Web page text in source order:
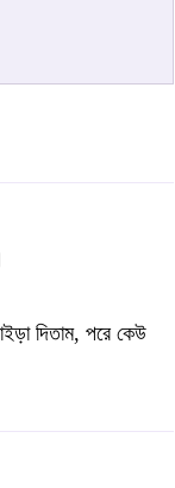
দিতাম, পরে কেউ